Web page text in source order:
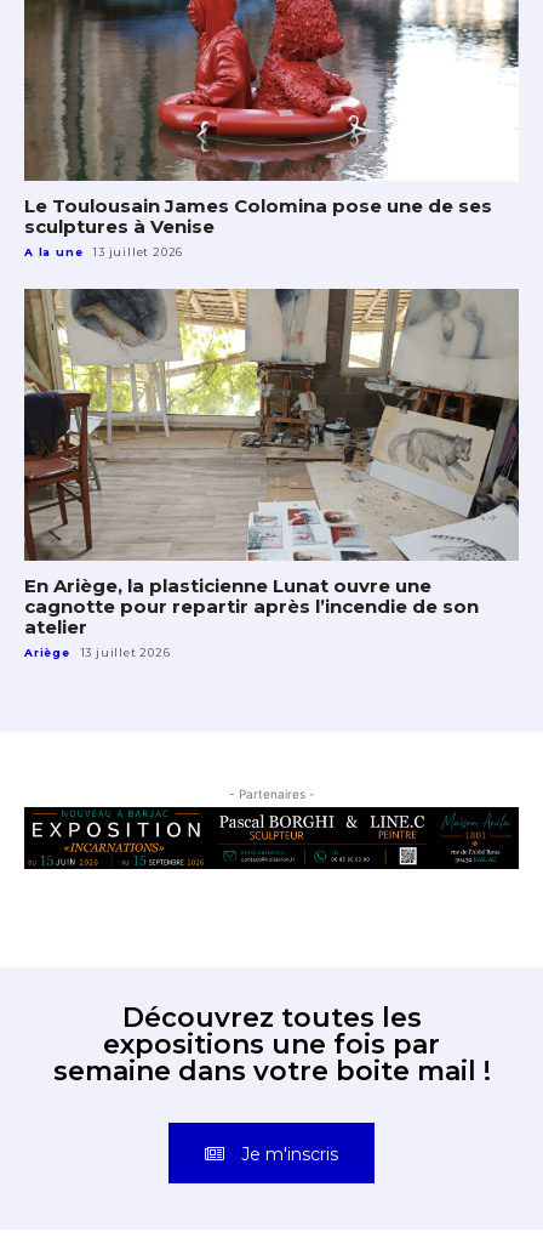
Le Toulousain James Colomina pose une de ses
sculptures à Venise
A la une 13 juillet 2026
En Ariège, la plasticienne Lunat ouvre une
cagnotte pour repartir après l’incendie de son
atelier
Ariège 13 juillet 2026
- Partenaires -
Découvrez toutes les
expositions une fois par
semaine dans votre boite mail !
Je m'inscris